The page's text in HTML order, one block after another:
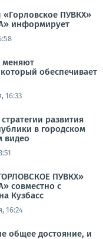
ПУВКХ»
информирует
меняют
обеспечивает
16:33
развития
в городском
видео
ПУВКХ»
совместно с
Кузбасс
16:24
общее достояние, и